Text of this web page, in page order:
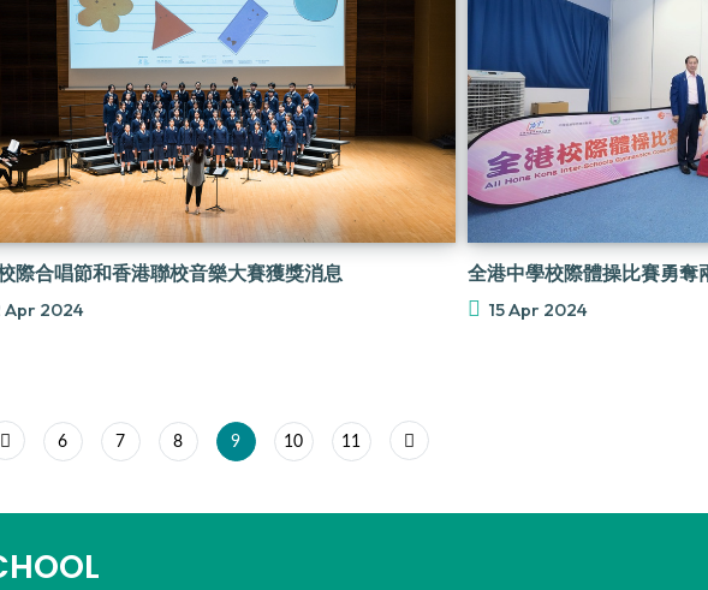
際合唱節和香港聯校音樂大賽獲獎消息
Apr 2024
全港中學校際體操比賽勇奪
15 Apr 2024
6 7 8 9 10 11